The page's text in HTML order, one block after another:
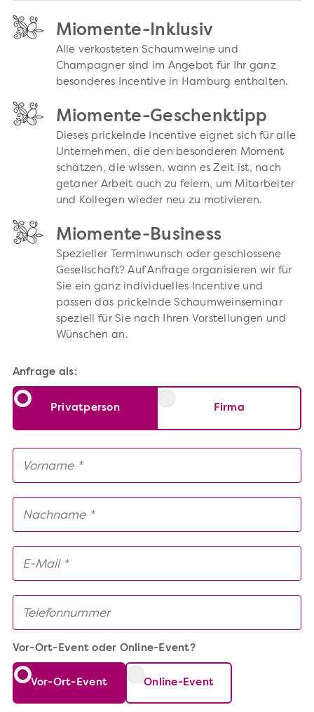
Miomente-Inklusiv
Alle verkosteten Schaumweine und
Champagner sind im Angebot für Ihr ganz
besonderes Incentive in Hamburg enthalten.
Miomente-Geschenktipp
Dieses prickelnde Incentive eignet sich für alle
Unternehmen, die den besonderen Moment
schätzen, die wissen, wann es Zeit ist, nach
getaner Arbeit auch zu feiern, um Mitarbeiter
und Kollegen wieder neu zu motivieren.
Miomente-Business
Spezieller Terminwunsch oder geschlossene
Gesellschaft? Auf Anfrage organisieren wir für
Sie ein ganz individuelles Incentive und
passen das prickelnde Schaumweinseminar
speziell für Sie nach Ihren Vorstellungen und
Wünschen an.
Anfrage als:
Privatperson Firma
Vor-Ort-Event oder Online-Event?
Vor-Ort-Event Online-Event